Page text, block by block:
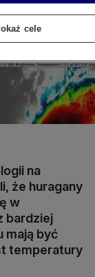
na
że huragany
w
bardziej
mają być
temperatury
cele